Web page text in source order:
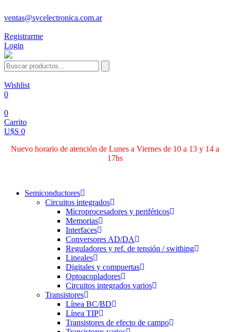
ventas@sycelectronica.com.ar
Registrarme
Login
Wishlist
0
0
Carrito
U$S 0
Nuevo horario de atención de Lunes a Viernes de 10 a 13 y 14 a
17hs
Semiconductores
Circuitos integrados
Microprocesadores y periféricos
Memorias
Interfaces
Conversores AD/DA
Reguladores y ref. de tensión / swithing
Lineales
Digitales y compuertas
Optoacopladores
Circuitos integrados varios
Transistores
Línea BC/BD
Línea TIP
Transistores de efecto de campo